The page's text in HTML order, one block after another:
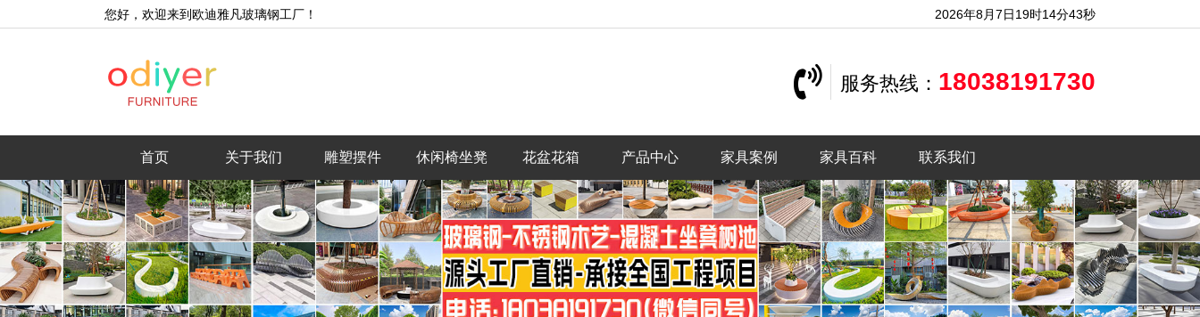
您好，欢迎来到欧迪雅凡玻璃钢工厂！ 2026年8月7日19时14分45秒
服务热线： 18038191730
首页 关于我们 雕塑摆件 休闲椅坐凳 花盆花箱 产品中心 家具案例 家具百科 联系我们